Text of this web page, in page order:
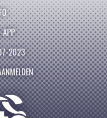
APP
2023